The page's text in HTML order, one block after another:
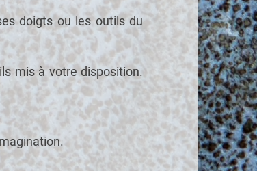
doigts ou les outils du
mis à votre disposition.